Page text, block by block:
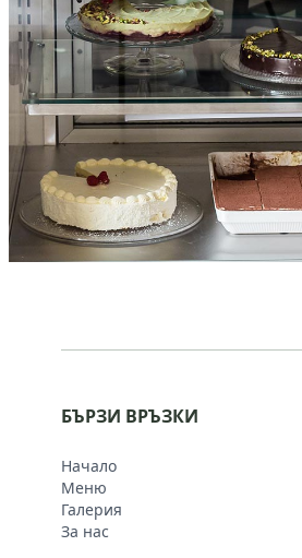
БЪРЗИ ВРЪЗКИ
Начало
Меню
Галерия
За нас